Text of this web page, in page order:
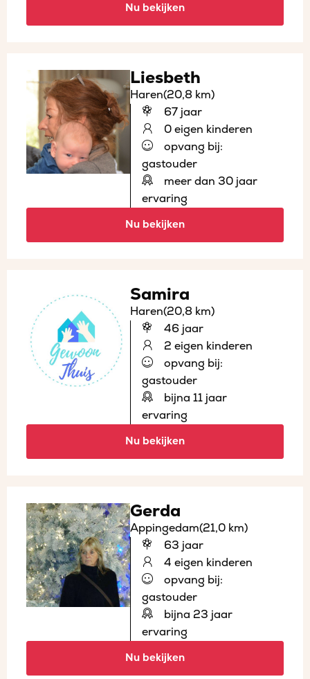
Nu bekijken
Liesbeth
Haren(20,8 km)
67 jaar
0 eigen kinderen
opvang bij:
gastouder
meer dan 30 jaar
ervaring
Nu bekijken
Samira
Haren(20,8 km)
46 jaar
2 eigen kinderen
opvang bij:
gastouder
bijna 11 jaar
ervaring
Nu bekijken
Gerda
Appingedam(21,0 km)
63 jaar
4 eigen kinderen
opvang bij:
gastouder
bijna 23 jaar
ervaring
Nu bekijken